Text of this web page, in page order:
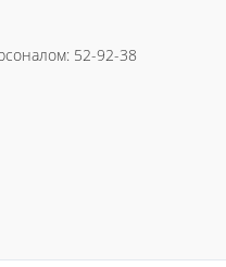
52-92-38